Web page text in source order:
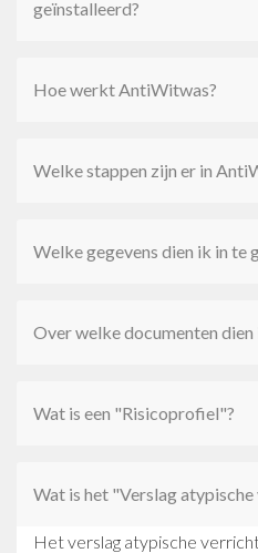
geïnstalleerd?
Hoe werkt AntiWitwas?
Welke stappen zijn er in
Welke gegevens dien ik in te
Over welke documenten
Wat is een "Risicoprofiel"?
Wat is het "Verslag
Het verslag atypische